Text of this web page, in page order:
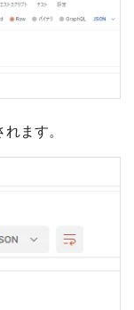
ます。